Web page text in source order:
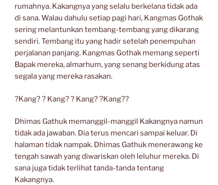
rumahnya. Kakangnya yang selalu berkelana tidak ada
di sana. Walau dahulu setiap pagi hari, Kangmas Gothak
sering melantunkan tembang-tembang yang dikarang
sendiri. Tembang itu yang hadir setelah penempuhan
perjalanan panjang. Kangmas Gothak memang seperti
Bapak mereka, almarhum, yang senang berkidung atas
segala yang mereka rasakan.
?Kang? ? Kang? ? Kang? ?Kang??
Dhimas Gathuk memanggil-manggil Kakangnya namun
tidak ada jawaban. Dia terus mencari sampai keluar. Di
halaman tidak nampak. Dhimas Gathuk menerawang ke
tengah sawah yang diwariskan oleh leluhur mereka. Di
sana juga tidak terlihat tanda-tanda tentang
Kakangnya.